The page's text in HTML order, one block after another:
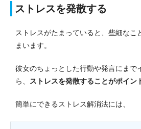
ストレスを発散する
ストレスがたまっていると、些細なこ
まいます。
彼女のちょっとした行動や発言にまで
ら、
ストレスを発散することがポイン
簡単にできるストレス解消法には、